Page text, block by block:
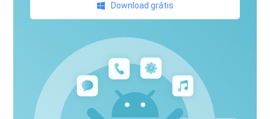
Download grátis